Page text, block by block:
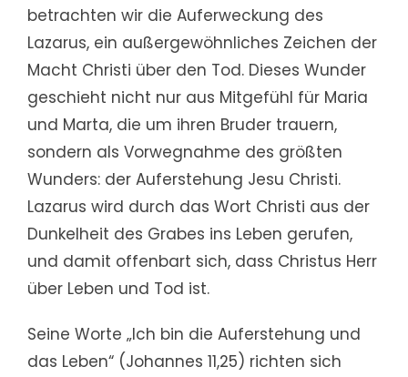
betrachten wir die Auferweckung des
Lazarus, ein außergewöhnliches Zeichen der
Macht Christi über den Tod. Dieses Wunder
geschieht nicht nur aus Mitgefühl für Maria
und Marta, die um ihren Bruder trauern,
sondern als Vorwegnahme des größten
Wunders: der Auferstehung Jesu Christi.
Lazarus wird durch das Wort Christi aus der
Dunkelheit des Grabes ins Leben gerufen,
und damit offenbart sich, dass Christus Herr
über Leben und Tod ist.
Seine Worte „Ich bin die Auferstehung und
das Leben“ (Johannes 11,25) richten sich